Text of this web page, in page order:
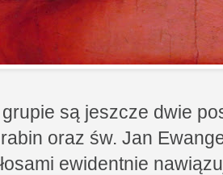
są jeszcze dwie
oraz św. Jan
ewidentnie